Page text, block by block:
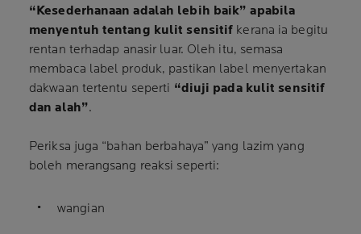
“Kesederhanaan adalah lebih baik” apabila
menyentuh tentang kulit sensitif kerana ia begitu
rentan terhadap anasir luar. Oleh itu, semasa
membaca label produk, pastikan label menyertakan
dakwaan tertentu seperti “diuji pada kulit sensitif
dan alah”.
Periksa juga “bahan berbahaya” yang lazim yang
boleh merangsang reaksi seperti:
wangian